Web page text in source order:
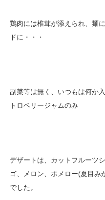
鶏肉には椎茸が添えられ、麺
ドに・・・
副菜等は無く、いつもは何か
トロベリージャムのみ
デザートは、カットフルーツ
ゴ、メロン、ポメロー(夏目み
でした。